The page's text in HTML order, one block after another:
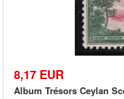
8,17 EUR
Album Trésors Ceylan